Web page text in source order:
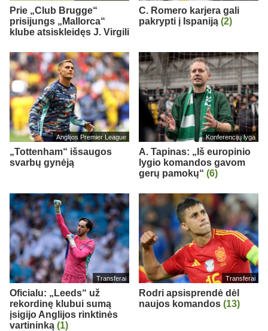
Prie „Club Brugge“
prisijungs „Mallorca“
klube atsiskleidęs J. Virgili
C. Romero karjera gali
pakrypti į Ispaniją (2)
Anglijos Premier League
„Tottenham“ išsaugos
svarbų gynėją
Konferencijų lyga
A. Tapinas: „Iš europinio
lygio komandos gavom
gerų pamokų“ (6)
Transferai
Oficialu: „Leeds“ už
rekordinę klubui sumą
įsigijo Anglijos rinktinės
vartininką (1)
Transferai
Rodri apsisprendė dėl
naujos komandos (13)